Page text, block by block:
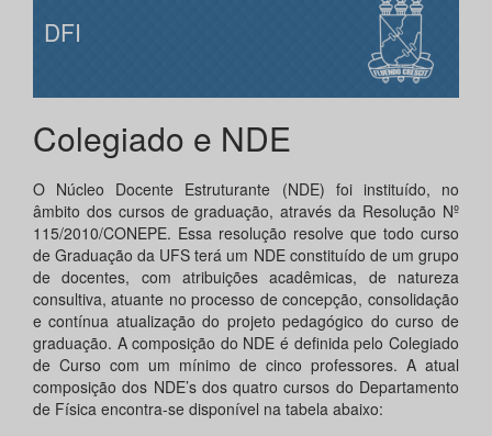
DFI
Colegiado e NDE
O Núcleo Docente Estruturante (NDE) foi instituído, no
âmbito dos cursos de graduação, através da Resolução Nº
115/2010/CONEPE. Essa resolução resolve que todo curso
de Graduação da UFS terá um NDE constituído de um grupo
de docentes, com atribuições acadêmicas, de natureza
consultiva, atuante no processo de concepção, consolidação
e contínua atualização do projeto pedagógico do curso de
graduação. A composição do NDE é definida pelo Colegiado
de Curso com um mínimo de cinco professores. A atual
composição dos NDE’s dos quatro cursos do Departamento
de Física encontra-se disponível na tabela abaixo: